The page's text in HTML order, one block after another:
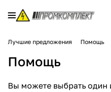
Лучшие предложения Помощь
Помощь
Вы можете выбрать один